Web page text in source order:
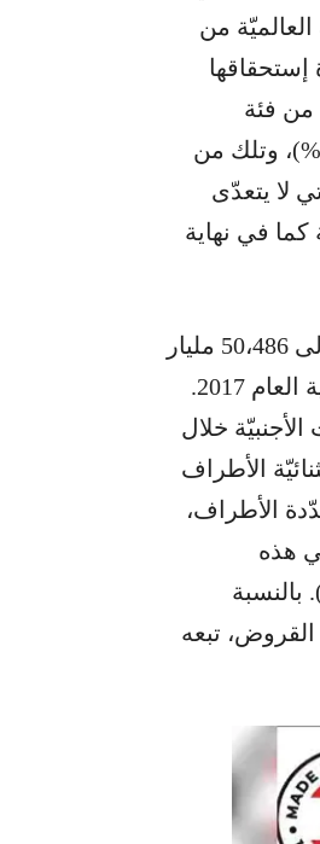
من
من فئة
الخمس سنوات (23.2%)، وسندات الخزينة من فئة الثلاث سنوات (13.5%)، وتلك من
لا يتعدّى
كما في نهاية
من منظارٍ آخر، زاد الدين بالعملة الأجنبيّة بنسبة 10.2% في العام 2018 إلى 50،486 مليار
ل.ل. (33.49 مليار د.أ.)، من 45،821 مليار ل.ل. (30.40 مليار د.أ.) في نهاية العام 2017.
الدين بالعملات الأجنبيّة خلال
(3.98%) والقروض الثنائيّة الأطراف
الأطراف،
37.27 %من إجمالي هذه
بالدينار الكويتي (30.90%) واليورو (19.74%). بالنسبة
الأكبر (37.61%) من تلك القروض، تبعه